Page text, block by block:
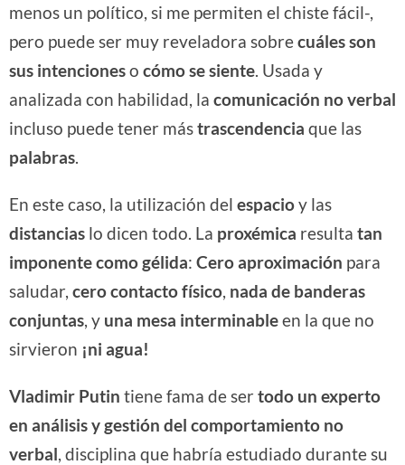
menos un político, si me permiten el chiste fácil-,
pero puede ser muy reveladora sobrecuáles son
sus intencioneso cómo se siente . Usada y
analizada con habilidad, la comunicación no verbal
incluso puede tener mástrascendencia que las
palabras
En este caso, la utilización del espacioy las
distancias lo dicen todo. La proxémica resulta tan
imponente como gélida: Cero aproximación para
saludar, cero contactofísico nada de banderas
conjuntas , y una mesa interminableen la que no
sirvieron ¡ni agua!
Vladimir Putin tiene fama de ser todo un experto
en análisis y gestión del comportamiento no
verbal , disciplina que habría estudiado durante su